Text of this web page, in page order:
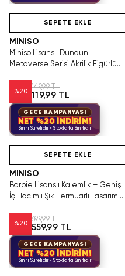
SEPETE EKLE
MINISO
Miniso Lisanslı Dundun
Metaverse Serisi Akrilik Figürlü
%20
149,99 TL
119,99 TL
GECE KAMPANYASI
NET %20 İNDİRİM!
Sınırlı Sürelidir • Stoklarla Sınırlıdır
SEPETE EKLE
MINISO
Barbie Lisanslı Kalemlik – Geniş
İç Hacimli Şık Fermuarlı Tasarım 21
%20
699,99 TL
559,99 TL
GECE KAMPANYASI
NET %20 İNDİRİM!
Sınırlı Sürelidir • Stoklarla Sınırlıdır